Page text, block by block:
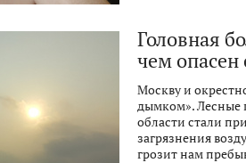
Головная
чем опасен
Москву и
дымком». Лесные
области стали
загрязнения
грозит нам